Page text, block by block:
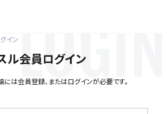
イン
ル会員ログイン
には会員登録、またはログインが必要です。
LOGIN